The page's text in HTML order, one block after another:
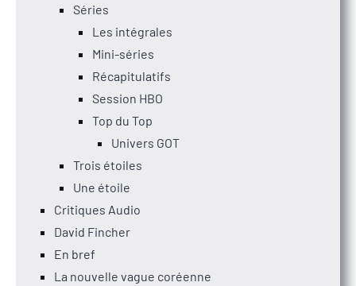
Séries
Les intégrales
Mini-séries
Récapitulatifs
Session HBO
Top du Top
Univers GOT
Trois étoiles
Une étoile
Critiques Audio
David Fincher
En bref
La nouvelle vague coréenne